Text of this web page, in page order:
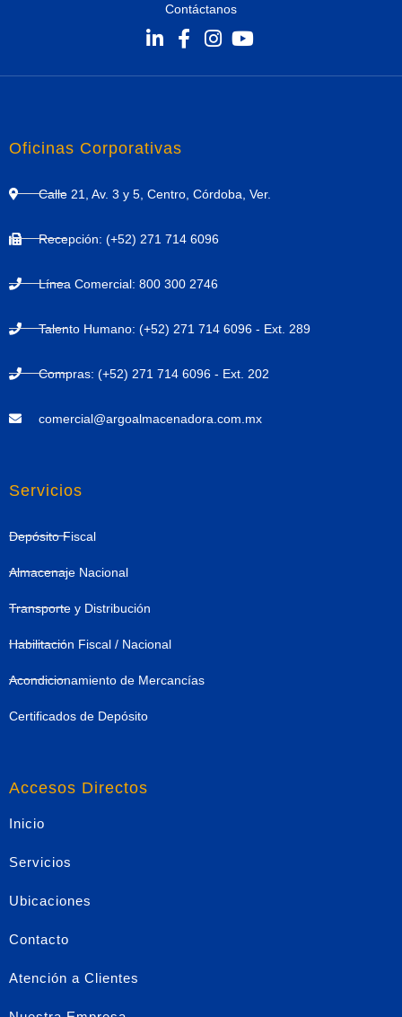
Contáctanos
Oficinas Corporativas
Calle 21, Av. 3 y 5, Centro, Córdoba, Ver.
Recepción: (+52) 271 714 6096
Línea Comercial: 800 300 2746
Talento Humano: (+52) 271 714 6096 - Ext. 289
Compras: (+52) 271 714 6096 - Ext. 202
comercial@argoalmacenadora.com.mx
Servicios
Depósito Fiscal
Almacenaje Nacional
Transporte y Distribución
Habilitación Fiscal / Nacional
Acondicionamiento de Mercancías
Certificados de Depósito
Accesos Directos
Inicio
Servicios
Ubicaciones
Contacto
Atención a Clientes